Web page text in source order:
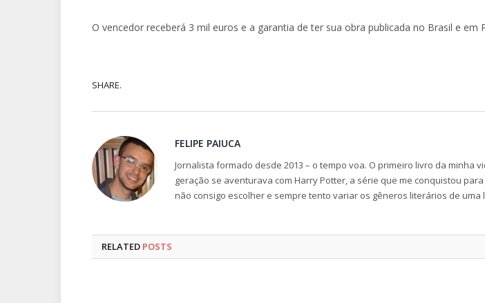
O vencedor receberá 3 mil euros e a garantia de ter sua obra publicada no Brasil e em
SHARE.
FELIPE PAIUCA
Jornalista formado desde 2013 – o tempo voa. O primeiro livro da minha
geração se aventurava com Harry Potter, a série que me conquistou
não consigo escolher e sempre tento variar os gêneros literários de
RELATED POSTS